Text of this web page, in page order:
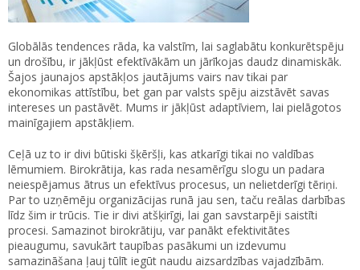
Globālās tendences rāda, ka valstīm, lai saglabātu konkurētspēju
un drošību, ir jākļūst efektīvākām un jārīkojas daudz dinamiskāk.
Šajos jaunajos apstākļos jautājums vairs nav tikai par
ekonomikas attīstību, bet gan par valsts spēju aizstāvēt savas
intereses un pastāvēt. Mums ir jākļūst adaptīviem, lai pielāgotos
mainīgajiem apstākļiem.
Ceļā uz to ir divi būtiski šķēršļi, kas atkarīgi tikai no valdības
lēmumiem. Birokrātija, kas rada nesamērīgu slogu un padara
neiespējamus ātrus un efektīvus procesus, un nelietderīgi tēriņi.
Par to uzņēmēju organizācijas runā jau sen, taču reālas darbības
līdz šim ir trūcis. Tie ir divi atšķirīgi, lai gan savstarpēji saistīti
procesi. Samazinot birokrātiju, var panākt efektivitātes
pieaugumu, savukārt taupības pasākumi un izdevumu
samazināšana ļauj tūlīt iegūt naudu aizsardzības vajadzībām.